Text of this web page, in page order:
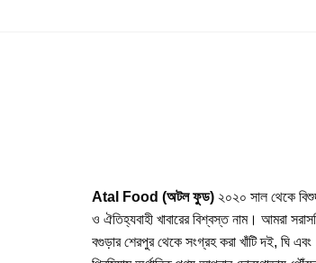
Atal Food (অটল ফুড) ২০২০ সাল থেকে
ও ঐতিহ্যবাহী খাবারের বিশ্বস্ত নাম। আমরা
বগুড়ার শেরপুর থেকে সংগ্রহ করা খাঁটি দই, ঘি এবং